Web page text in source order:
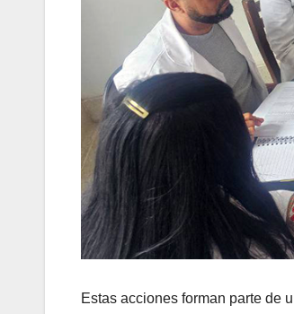
Estas acciones forman parte de